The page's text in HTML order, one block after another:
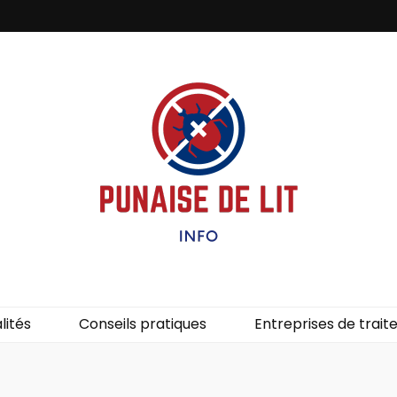
Conseils pratiques Entreprises de